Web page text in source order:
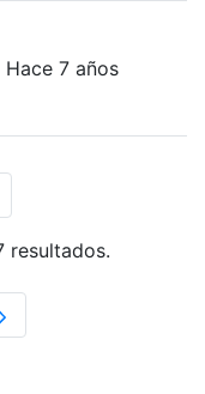
Hace 7 años
resultados.